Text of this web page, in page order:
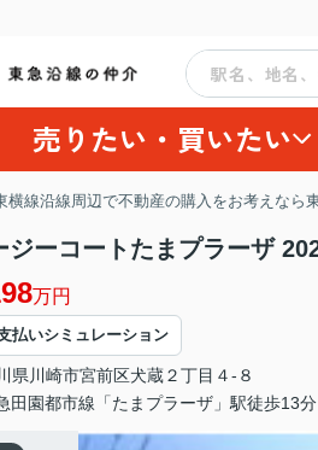
売りたい・買いたい
横線沿線周辺で不動産の購入をお考えなら
ジーコートたまプラーザ
万円
払いシミュレーション
県 川崎市宮前区犬蔵２丁目４-８
田園都市線「たまプラーザ」駅徒歩13分